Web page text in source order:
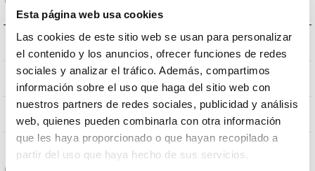
Esta página web usa cookies
Las cookies de este sitio web se usan para personalizar
el contenido y los anuncios, ofrecer funciones de redes
sociales y analizar el tráfico. Además, compartimos
información sobre el uso que haga del sitio web con
nuestros partners de redes sociales, publicidad y análisis
web, quienes pueden combinarla con otra información
que les haya proporcionado o que hayan recopilado a
partir del uso que haya hecho de sus servicios.
Température de coleur 6.500K
CRI Indice de rendu des couleurs >90
Angle d’ouverture